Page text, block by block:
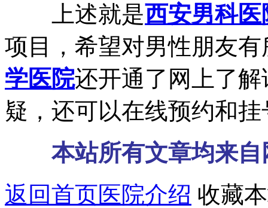
上述就是西安男科医
项目，希望对男性朋友
学医院还开通了网上了
疑，还可以在线预约和
本站所有文章均来自
返回首页医院介绍 收藏